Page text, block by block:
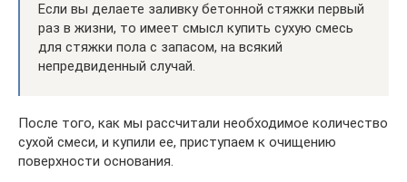
Если вы делаете заливку бетонной стяжки первый
раз в жизни, то имеет смысл купить сухую смесь
для стяжки пола с запасом, на всякий
непредвиденный случай.
После того, как мы рассчитали необходимое количество
сухой смеси, и купили ее, приступаем к очищению
поверхности основания.